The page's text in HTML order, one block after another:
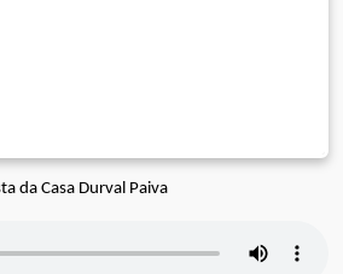
da Casa Durval Paiva